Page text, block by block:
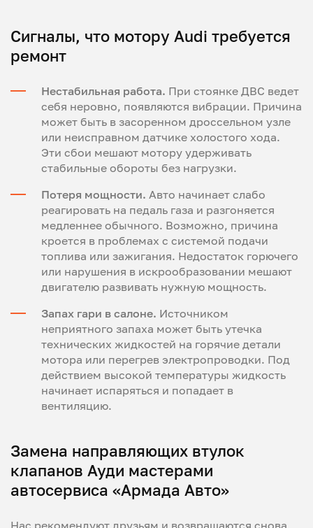
Сигналы, что мотору Audi требуется
ремонт
Нестабильная работа. При стоянке ДВС ведет
себя неровно, появляются вибрации. Причина
может быть в засоренном дроссельном узле
или неисправном датчике холостого хода.
Эти сбои мешают мотору удерживать
стабильные обороты без нагрузки.
Потеря мощности. Авто начинает слабо
реагировать на педаль газа и разгоняется
медленнее обычного. Возможно, причина
кроется в проблемах с системой подачи
топлива или зажигания. Недостаток горючего
или нарушения в искрообразовании мешают
двигателю развивать нужную мощность.
Запах гари в салоне. Источником
неприятного запаха может быть утечка
технических жидкостей на горячие детали
мотора или перегрев электропроводки. Под
действием высокой температуры жидкость
начинает испаряться и попадает в
вентиляцию.
Замена направляющих втулок
клапанов Ауди мастерами
автосервиса «Армада Авто»
Нас рекомендуют друзьям и возвращаются снова,